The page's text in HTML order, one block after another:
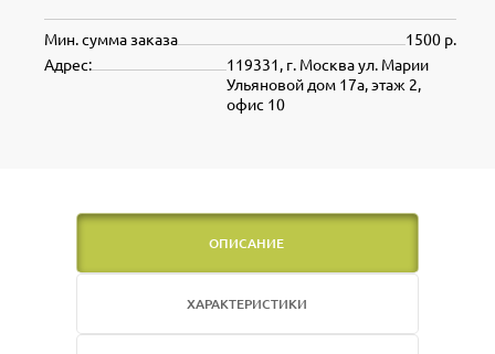
1500 р.
Мин. сумма заказа
119331, г. Москва ул. Марии
Ульяновой дом 17а, этаж 2,
офис 10
Адрес:
ОПИСАНИЕ
ХАРАКТЕРИСТИКИ